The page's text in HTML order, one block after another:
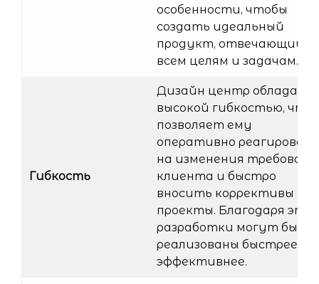
особенности, чтобы
создать идеальный
продукт, отвечающий
всем целям и задачам.
Гибкость
Дизайн центр обладает
высокой гибкостью, что
позволяет ему
оперативно
на изменения
клиента и быстро
вносить коррективы в
проекты. Благодаря
разработки могут быть
реализованы быстрее и
эффективнее.